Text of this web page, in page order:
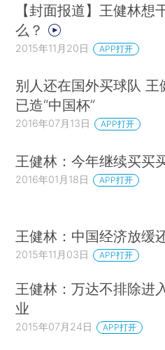
【封面报道】王健林想
么？
2015年11月20日 APP打开
别人还在国外买球队 王
已造“中国杯”
2016年07月13日 APP打开
王健林：今年继续买买
2016年01月18日 APP打开
王健林：中国经济放缓
2015年11月03日 APP打开
王健林：万达不排除进
业
2015年07月24日 APP打开